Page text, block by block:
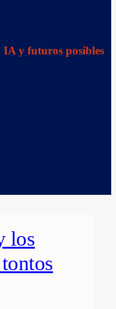
IA y futuros posibles
los